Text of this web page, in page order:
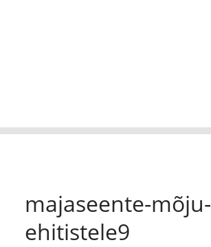
majaseente-mõju-
ehitistele9